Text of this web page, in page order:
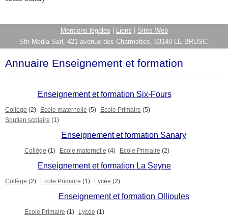
Mentions légales Liens
Sites Web
Sfn Media Sarl, 421 avenue des Charmettes, 83140 LE BRUSC.
Annuaire Enseignement et formation
Enseignement et formation Six-Fours
Collège (2) Ecole maternelle (5) Ecole Primaire (5)
Soutien scolaire (1)
Enseignement et formation Sanary
Collège (1) Ecole maternelle (4) Ecole Primaire (2)
Enseignement et formation La Seyne
Collège (2) Ecole Primaire (1) Lycée (2)
Enseignement et formation Ollioules
Ecole Primaire (1) Lycée (1)